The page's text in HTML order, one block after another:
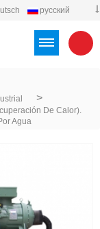
русский
>
De Calor).
Agua